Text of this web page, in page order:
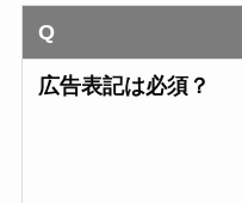
Q
広告表記は必須？